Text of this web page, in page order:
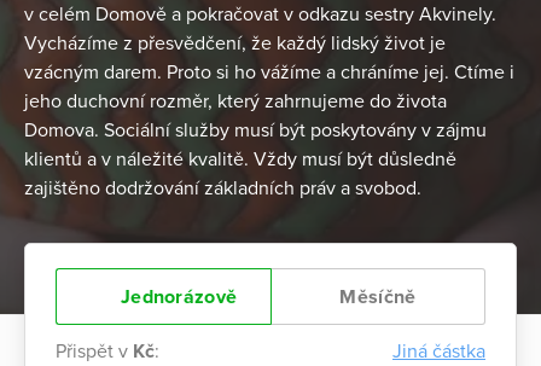
v celém Domově a pokračovat v odkazu sestry Akvinely.
Vycházíme z přesvědčení, že každý lidský život je
vzácným darem. Proto si ho vážíme a chráníme jej. Ctíme i
jeho duchovní rozměr, který zahrnujeme do života
Domova. Sociální služby musí být poskytovány v zájmu
klientů a v náležité kvalitě. Vždy musí být důsledně
zajištěno dodržování základních práv a svobod.
Jednorázově Měsíčně
Přispět v Kč: Jiná částka